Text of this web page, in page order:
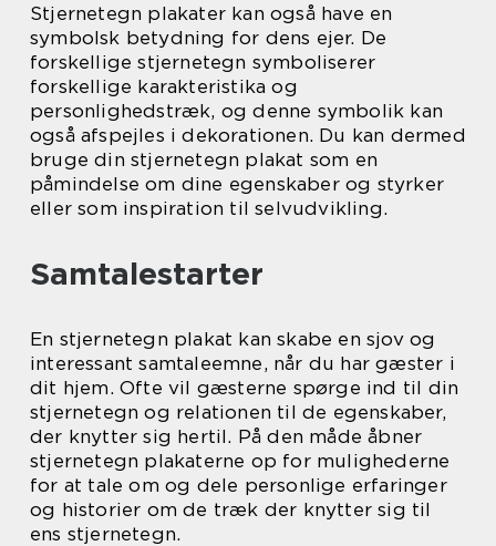
Stjernetegn plakater kan også have en
symbolsk betydning for dens ejer. De
forskellige stjernetegn symboliserer
forskellige karakteristika og
personlighedstræk, og denne symbolik kan
også afspejles i dekorationen. Du kan dermed
bruge din stjernetegn plakat som en
påmindelse om dine egenskaber og styrker
eller som inspiration til selvudvikling.
Samtalestarter
En stjernetegn plakat kan skabe en sjov og
interessant samtaleemne, når du har gæster i
dit hjem. Ofte vil gæsterne spørge ind til din
stjernetegn og relationen til de egenskaber,
der knytter sig hertil. På den måde åbner
stjernetegn plakaterne op for mulighederne
for at tale om og dele personlige erfaringer
og historier om de træk der knytter sig til
ens stjernetegn.